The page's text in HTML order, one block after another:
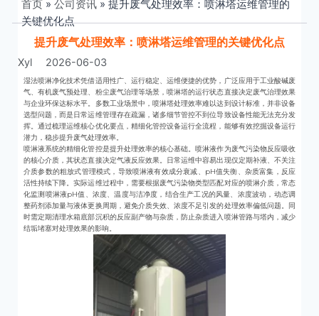
首页 » 公司资讯 » 提升废气处理效率：喷淋塔运维管理的
关键优化点
提升废气处理效率：喷淋塔运维管理的关键优化点
Xyl 2026-06-03
湿法喷淋净化技术凭借适用性广、运行稳定、运维便捷的优势，广泛应用于工业酸碱废
气、有机废气预处理、粉尘废气治理等场景，喷淋塔的运行状态直接决定废气治理效果
与企业环保达标水平。多数工业场景中，喷淋塔处理效率难以达到设计标准，并非设备
选型问题，而是日常运维管理存在疏漏，诸多细节管控不到位导致设备性能无法充分发
挥。通过梳理运维核心优化要点，精细化管控设备运行全流程，能够有效挖掘设备运行
潜力，稳步提升废气处理效率。
喷淋液系统的精细化管控是提升处理效率的核心基础。喷淋液作为废气污染物反应吸收
的核心介质，其状态直接决定气液反应效果。日常运维中容易出现仅定期补液、不关注
介质参数的粗放式管理模式，导致喷淋液有效成分衰减、pH值失衡、杂质富集，反应
活性持续下降。实际运维过程中，需要根据废气污染物类型匹配对应的喷淋介质，常态
化监测喷淋液pH值、浓度、温度与洁净度，结合生产工况的风量、浓度波动，动态调
整药剂添加量与液体更换周期，避免介质失效、浓度不足引发的处理效率偏低问题。同
时需定期清理水箱底部沉积的反应副产物与杂质，防止杂质进入喷淋管路与塔内，减少
结垢堵塞对处理效果的影响。